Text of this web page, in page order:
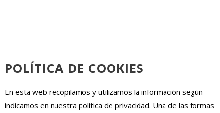
POLÍTICA DE COOKIES
En esta web recopilamos y utilizamos la información según
indicamos en nuestra política de privacidad. Una de las formas